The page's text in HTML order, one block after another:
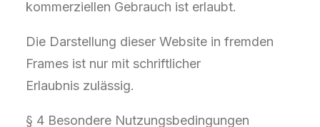
kommerziellen Gebrauch ist erlaubt.
Die Darstellung dieser Website in fremden
Frames ist nur mit schriftlicher
Erlaubnis zulässig.
§ 4 Besondere Nutzungsbedingungen